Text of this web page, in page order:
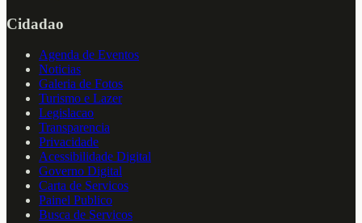
Cidadao
Agenda de Eventos
Noticias
Galeria de Fotos
Turismo e Lazer
Legislacao
Transparencia
Privacidade
Acessibilidade Digital
Governo Digital
Carta de Servicos
Painel Publico
Busca de Servicos